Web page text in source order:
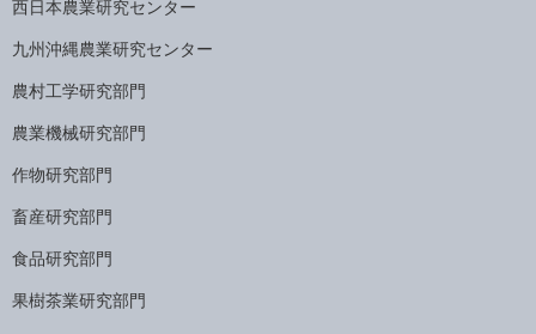
西日本農業研究センター
九州沖縄農業研究センター
農村工学研究部門
農業機械研究部門
作物研究部門
畜産研究部門
食品研究部門
果樹茶業研究部門